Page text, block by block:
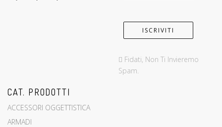
Fidati, Non Ti Invieremo
Spam.
CAT. PRODOTTI
ACCESSORI OGGETTISTICA
ARMADI